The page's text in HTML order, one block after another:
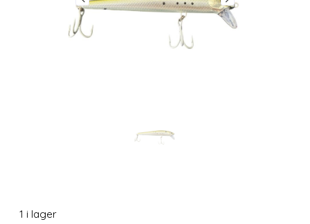
1 i lager